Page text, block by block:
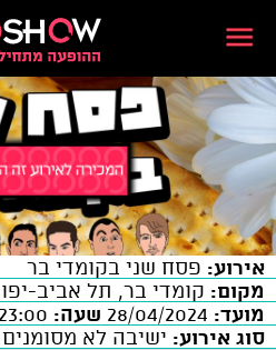
אירוע: פסח שני בקומדי בר
מקום: קומדי בר, תל אביב-יפו
מועד:
שעה:
סוג אירוע: ישיבה לא מסומנים